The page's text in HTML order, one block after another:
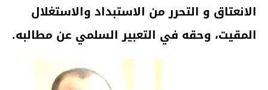
الانعتاق و التحرر من الاستبداد والاستغلال
المقيت، وحقه في التعبير السلمي عن مطالبه.